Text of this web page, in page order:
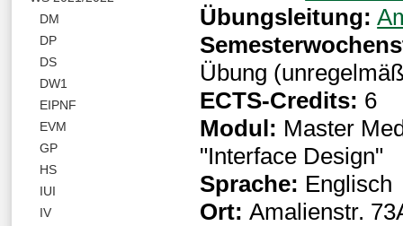
DM
DP
DS
DW1
EIPNF
EVM
GP
HS
IUI
IV
Übungsleitung:
Übung
ECTS-Credits: 6
Modul: Master
"Interface Design"
Sprache: Englisch
Ort:Amalienstr.